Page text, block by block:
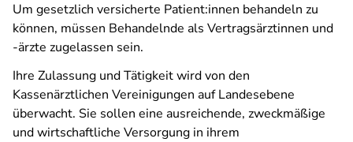
Um gesetzlich versicherte Patient:innen behandeln zu
können, müssen Behandelnde als Vertragsärztinnen und
-ärzte zugelassen sein.
Ihre Zulassung und Tätigkeit wird von den
Kassenärztlichen Vereinigungen auf Landesebene
überwacht. Sie sollen eine ausreichende, zweckmäßige
und wirtschaftliche Versorgung in ihrem